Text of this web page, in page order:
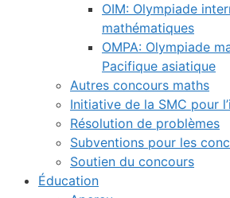
OIM: Olympiade
mathématiques
OMPA: Olympiade
Pacifique asiatique
Autres concours maths
Initiative de la SMC pour
Résolution de problèmes
Subventions pour les
Soutien du concours
Éducation